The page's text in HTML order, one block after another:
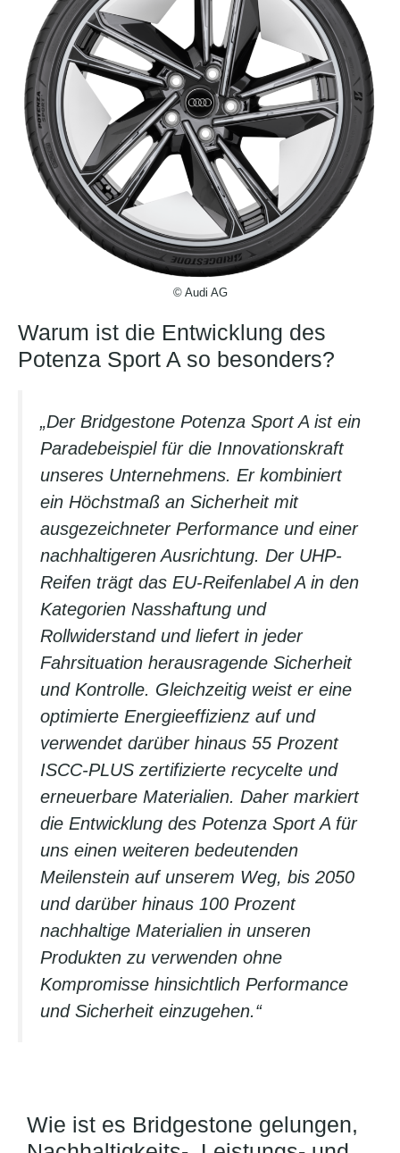
© Audi AG
Warum ist die Entwicklung des
Potenza Sport A so besonders?
„Der Bridgestone Potenza Sport A ist ein
Paradebeispiel für die Innovationskraft
unseres Unternehmens. Er kombiniert
ein Höchstmaß an Sicherheit mit
ausgezeichneter Performance und einer
nachhaltigeren Ausrichtung. Der UHP-
Reifen trägt das EU-Reifenlabel A in den
Kategorien Nasshaftung und
Rollwiderstand und liefert in jeder
Fahrsituation herausragende Sicherheit
und Kontrolle. Gleichzeitig weist er eine
optimierte Energieeffizienz auf und
verwendet darüber hinaus 55 Prozent
ISCC-PLUS zertifizierte recycelte und
erneuerbare Materialien. Daher markiert
die Entwicklung des Potenza Sport A für
uns einen weiteren bedeutenden
Meilenstein auf unserem Weg, bis 2050
und darüber hinaus 100 Prozent
nachhaltige Materialien in unseren
Produkten zu verwenden ohne
Kompromisse hinsichtlich Performance
und Sicherheit einzugehen.“
Wie ist es Bridgestone gelungen,